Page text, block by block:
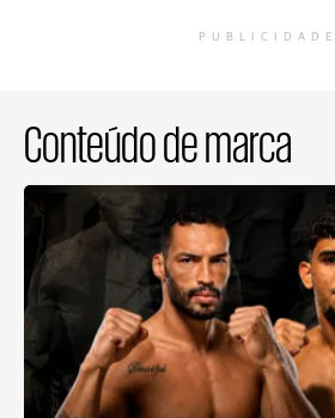
PUBLICIDADE
Conteúdo de marca